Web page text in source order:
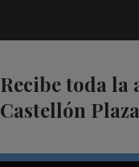
Recibe toda la
Castellón